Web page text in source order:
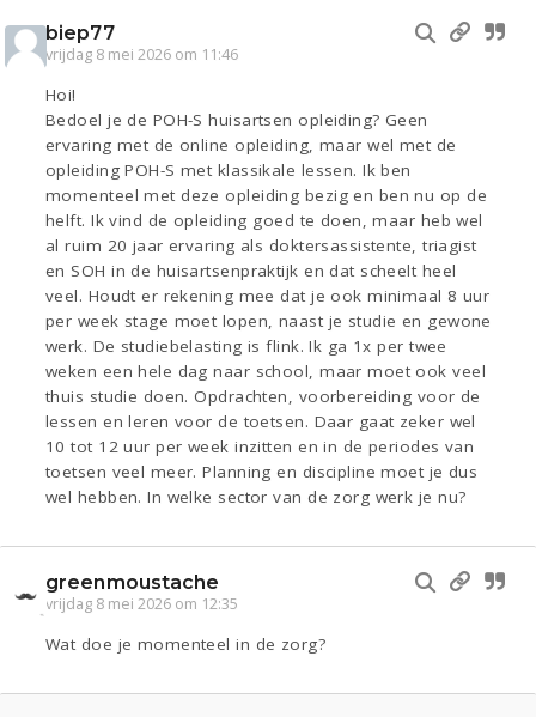
biep77
vrijdag 8 mei 2026 om 11:46
Hoi!
Bedoel je de POH-S huisartsen opleiding? Geen
ervaring met de online opleiding, maar wel met de
opleiding POH-S met klassikale lessen. Ik ben
momenteel met deze opleiding bezig en ben nu op de
helft. Ik vind de opleiding goed te doen, maar heb wel
al ruim 20 jaar ervaring als doktersassistente, triagist
en SOH in de huisartsenpraktijk en dat scheelt heel
veel. Houdt er rekening mee dat je ook minimaal 8 uur
per week stage moet lopen, naast je studie en gewone
werk. De studiebelasting is flink. Ik ga 1x per twee
weken een hele dag naar school, maar moet ook veel
thuis studie doen. Opdrachten, voorbereiding voor de
lessen en leren voor de toetsen. Daar gaat zeker wel
10 tot 12 uur per week inzitten en in de periodes van
toetsen veel meer. Planning en discipline moet je dus
wel hebben. In welke sector van de zorg werk je nu?
greenmoustache
vrijdag 8 mei 2026 om 12:35
Wat doe je momenteel in de zorg?